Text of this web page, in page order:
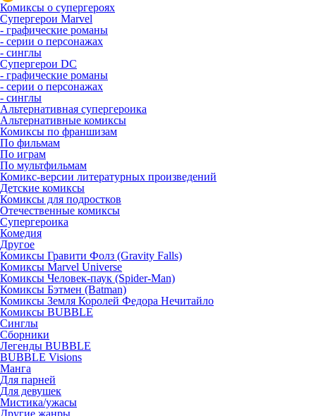
Комиксы о супергероях
Супергерои Marvel
- графические романы
- серии о персонажах
- синглы
Супергерои DC
- графические романы
- серии о персонажах
- синглы
Альтернативная супергероика
Альтернативные комиксы
Комиксы по франшизам
По фильмам
По играм
По мультфильмам
Комикс-версии литературных произведений
Детские комиксы
Комиксы для подростков
Отечественные комиксы
Супергероика
Комедия
Другое
Комиксы Гравити Фолз (Gravity Falls)
Комиксы Marvel Universe
Комиксы Человек-паук (Spider-Man)
Комиксы Бэтмен (Batman)
Комиксы Земля Королей Федора Нечитайло
Комиксы BUBBLE
Синглы
Сборники
Легенды BUBBLE
BUBBLE Visions
Манга
Для парней
Для девушек
Мистика/ужасы
Другие жанры